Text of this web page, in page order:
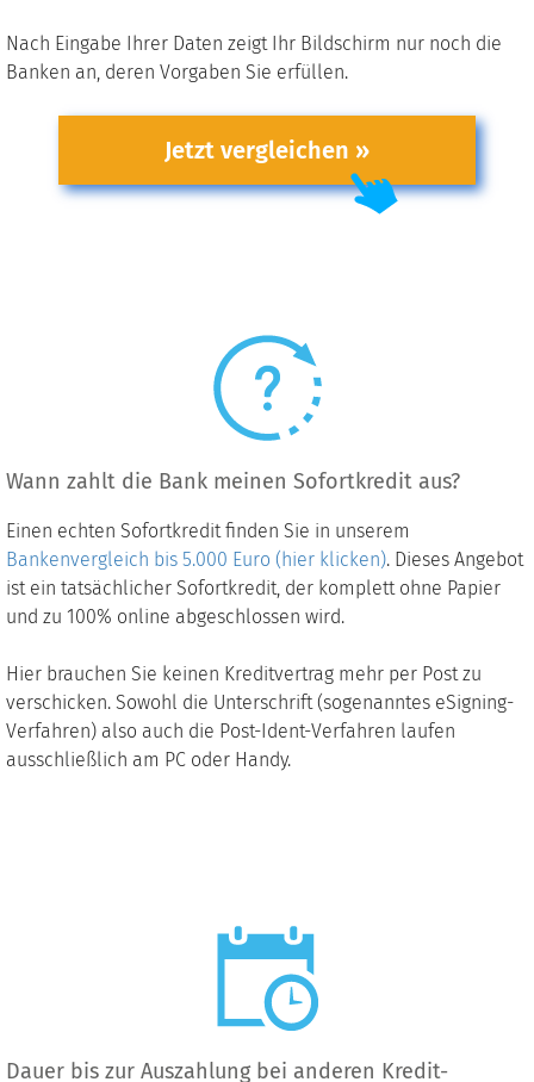
Nach Eingabe Ihrer Daten zeigt Ihr Bildschirm nur noch die
Banken an, deren Vorgaben Sie erfüllen.
Jetzt vergleichen »
Wann zahlt die Bank meinen Sofortkredit aus?
Einen echten Sofortkredit finden Sie in unserem
Bankenvergleich bis 5.000 Euro (hier klicken). Dieses Angebot
ist ein tatsächlicher Sofortkredit, der komplett ohne Papier
und zu 100% online abgeschlossen wird.
Hier brauchen Sie keinen Kreditvertrag mehr per Post zu
verschicken. Sowohl die Unterschrift (sogenanntes eSigning-
Verfahren) also auch die Post-Ident-Verfahren laufen
ausschließlich am PC oder Handy.
Dauer bis zur Auszahlung bei anderen Kredit-